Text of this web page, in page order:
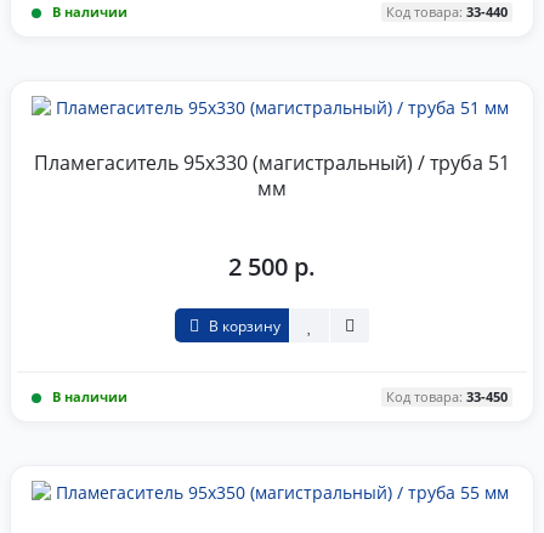
В наличии Код товара: 33-440
Пламегаситель 95x330 (магистральный) / труба 51
мм
2 500 р.
В корзину
В наличии Код товара: 33-450